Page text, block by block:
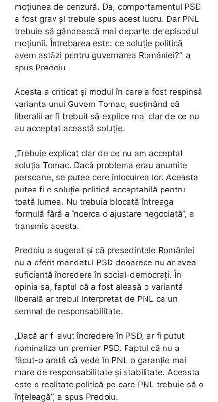
moțiunea de cenzură. Da, comportamentul PSD
a fost grav și trebuie spus acest lucru. Dar PNL
trebuie să gândească mai departe de episodul
moțiunii. Întrebarea este: ce soluție politică
avem astăzi pentru guvernarea României?”, a
spus Predoiu.
Acesta a criticat și modul în care a fost respinsă
varianta unui Guvern Tomac, susținând că
liberalii ar fi trebuit să explice mai clar de ce nu
au acceptat această soluție.
„Trebuie explicat clar de ce nu am acceptat
soluția Tomac. Dacă problema erau anumite
persoane, se putea cere înlocuirea lor. Aceasta
putea fi o soluție politică acceptabilă pentru
toată lumea. Nu trebuia blocată întreaga
formulă fără a încerca o ajustare negociată”, a
transmis acesta.
Predoiu a sugerat și că președintele României
nu a oferit mandatul PSD deoarece nu ar avea
suficientă încredere în social-democrați. În
opinia sa, faptul că a fost aleasă o variantă
liberală ar trebui interpretat de PNL ca un
semnal de responsabilitate.
„Dacă ar fi avut încredere în PSD, ar fi putut
nominaliza un premier PSD. Faptul că nu a
făcut-o arată că vede în PNL o garanție mai
mare de responsabilitate și stabilitate. Aceasta
este o realitate politică pe care PNL trebuie să o
înțeleagă”, a spus Predoiu.